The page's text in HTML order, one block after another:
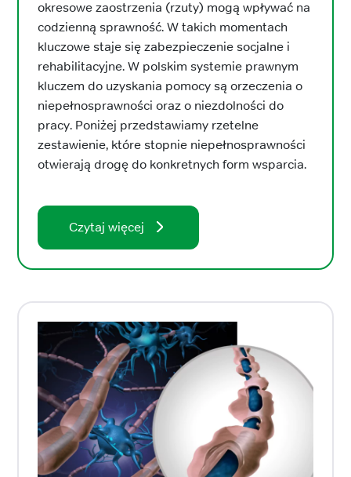
okresowe zaostrzenia (rzuty) mogą wpływać na
codzienną sprawność. W takich momentach
kluczowe staje się zabezpieczenie socjalne i
rehabilitacyjne. W polskim systemie prawnym
kluczem do uzyskania pomocy są orzeczenia o
niepełnosprawności oraz o niezdolności do
pracy. Poniżej przedstawiamy rzetelne
zestawienie, które stopnie niepełnosprawności
otwierają drogę do konkretnych form wsparcia.
Czytaj więcej